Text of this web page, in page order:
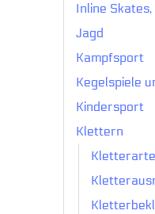
Inline
Jagd
Kampfsport
Kegelspiele
Kindersport
Klettern